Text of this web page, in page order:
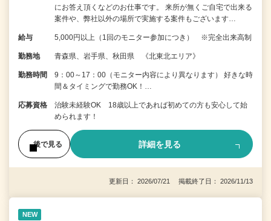
にお答え頂くなどのお仕事です。 来所が無くご自宅で出来る
案件や、弊社以外の場所で実施する案件もございます…
給与 5,000円以上（1回のモニター参加につき） ※完全出来高制
勤務地 青森県、岩手県、秋田県 《北東北エリア》
勤務時間
9：00～17：00（モニター内容により異なります） 好きな時
間＆タイミングで勤務OK！…
応募資格
治験未経験OK 18歳以上であれば初めての方も安心して始
められます！
後で見る 詳細を見る
更新日： 2026/07/21 掲載終了日： 2026/11/13
NEW